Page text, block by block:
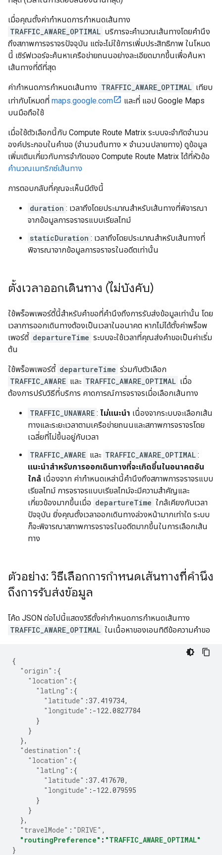
เมื่อคุณตั้งค่ากำหนดการกำหนดเส้นทาง
TRAFFIC_AWARE_OPTIMAL บริการจะคำนวณเส้นทางโดยคำนึง
ถึงสภาพการจราจรปัจจุบัน แต่จะไม่ใช้การเพิ่มประสิทธิภาพ ในโหมด
นี้ เซิร์ฟเวอร์จะค้นหาเครือข่ายถนนอย่างละเอียดมากขึ้นเพื่อค้นหา
เส้นทางที่ดีที่สุด
ค่ากำหนดการกำหนดเส้นทาง TRAFFIC_AWARE_OPTIMAL เทียบ
เท่ากับโหมดที่ maps.google.com
และที่ แอป Google Maps
บนมือถือใช้
เมื่อใช้ตัวเลือกนี้กับ Compute Route Matrix ระบบจะจำกัดจำนวน
องค์ประกอบในคำขอ (จำนวนต้นทาง × จำนวนปลายทาง) ดูข้อมูล
เพิ่มเติมเกี่ยวกับการจำกัดของ Compute Route Matrix ได้ที่หัวข้อ
คำนวณเมทริกซ์เส้นทาง
การตอบกลับที่คุณจะเห็นมีดังนี้
duration : เวลาถึงโดยประมาณสำหรับเส้นทางที่พิจารณา
จากข้อมูลการจราจรแบบเรียลไทม์
staticDuration : เวลาถึงโดยประมาณสำหรับเส้นทางที่
พิจารณาจากข้อมูลการจราจรในอดีตเท่านั้น
ตั้งเวลาออกเดินทาง (ไม่บังคับ)
ใช้พร็อพเพอร์ตี้นี้สำหรับคำขอที่คำนึงถึงการรับส่งข้อมูลเท่านั้น โดย
เวลาการออกเดินทางต้องเป็นเวลาในอนาคต หากไม่ได้ตั้งค่าพร็อพ
เพอร์ตี้ departureTime ระบบจะใช้เวลาที่คุณส่งคำขอเป็นค่าเริ่ม
ต้น
ใช้พร็อพเพอร์ตี้ departureTime ร่วมกับตัวเลือก
TRAFFIC_AWARE และ TRAFFIC_AWARE_OPTIMAL เมื่อ
ต้องการปรับวิธีที่บริการ คาดการณ์การจราจรเมื่อเลือกเส้นทาง
TRAFFIC_UNAWARE : ไม่แนะนำ เนื่องจากระบบจะเลือกเส้น
ทางและระยะเวลาตามเครือข่ายถนนและสภาพการจราจรโดย
เฉลี่ยที่ไม่ขึ้นอยู่กับเวลา
TRAFFIC_AWARE และ TRAFFIC_AWARE_OPTIMAL :
แนะนำสำหรับการออกเดินทางที่จะเกิดขึ้นในอนาคตอัน
ใกล้ เนื่องจาก ค่ากำหนดเหล่านี้คำนึงถึงสภาพการจราจรแบบ
เรียลไทม์ การจราจรแบบเรียลไทม์จะมีความสำคัญและ
เกี่ยวข้องมากขึ้นเมื่อ departureTime ใกล้เคียงกับเวลา
ปัจจุบัน ยิ่งคุณตั้งเวลาออกเดินทางล่วงหน้ามากเท่าใด ระบบ
ก็จะพิจารณาสภาพการจราจรในอดีตมากขึ้นในการเลือกเส้น
ทาง
ตัวอย่าง: วิธีเลือกการกำหนดเส้นทางที่คำนึง
ถึงการรับส่งข้อมูล
โค้ด JSON ต่อไปนี้แสดงวิธีตั้งค่ากำหนดการกำหนดเส้นทาง
TRAFFIC_AWARE_OPTIMAL ในเนื้อหาของเอนทิตีข้อความคำขอ
{
"origin" : {
"location" : {
"latLng" : {
"latitude" : 37.419734,
"longitude" :-122.0827784
}
}
},
"destination" : {
"location" : {
"latLng" : {
"latitude" : 37.417670,
"longitude" :-122.079595
}
}
},
"travelMode" : "DRIVE" ,
"routingPreference" : "TRAFFIC_AWARE_OPTIMAL"
}